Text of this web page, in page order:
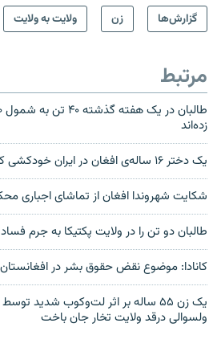
گزارش‌ها
زن ولایت به ولایت
مرتبط
زده‌اند
یک دختر ۱۶ ساله‌‌ی افغان در ایران خودکشی کرد
شکایت شهروندا افغان از تماشای اجباری
طالبان دو تن را در ولایت پکتیکا به جرم
کانادا: موضوع نقض حقوق بشر در افغانستان
یک زن ۵۵ ساله بر اثر لت‌وکوب شدید
ولسوالی درقد ولایت تخار جان باخت